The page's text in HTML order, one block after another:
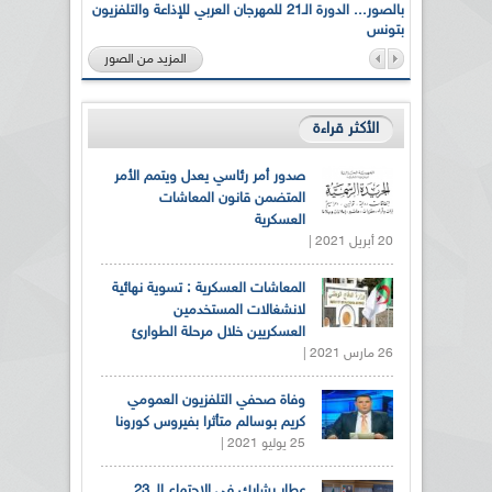
بالصور... الدورة الـ21 للمهرجان العربي للإذاعة والتلفزيون
بتونس
المزيد من الصور
الأكثر قراءة
صدور أمر رئاسي يعدل ويتمم الأمر
المتضمن قانون المعاشات
العسكرية
20 أبريل 2021 |
المعاشات العسكرية : تسوية نهائية
لانشغالات المستخدمين
العسكريين خلال مرحلة الطوارئ
26 مارس 2021 |
وفاة صحفي التلفزيون العمومي
كريم بوسالم متأثرا بفيروس كورونا
25 يوليو 2021 |